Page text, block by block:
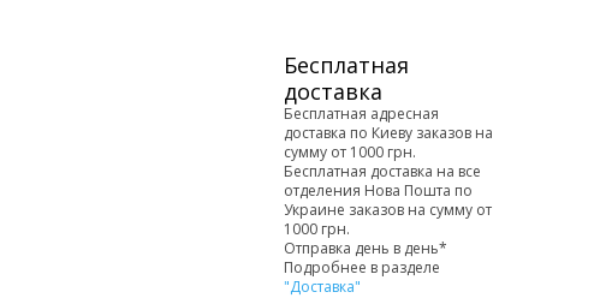
Бесплатная
доставка
Бесплатная адресная
доставка по Киеву заказов на
сумму от 1000 грн.
Бесплатная доставка на все
отделения Нова Пошта по
Украине заказов на сумму от
1000 грн.
Отправка день в день*
Подробнее в разделе
"Доставка"